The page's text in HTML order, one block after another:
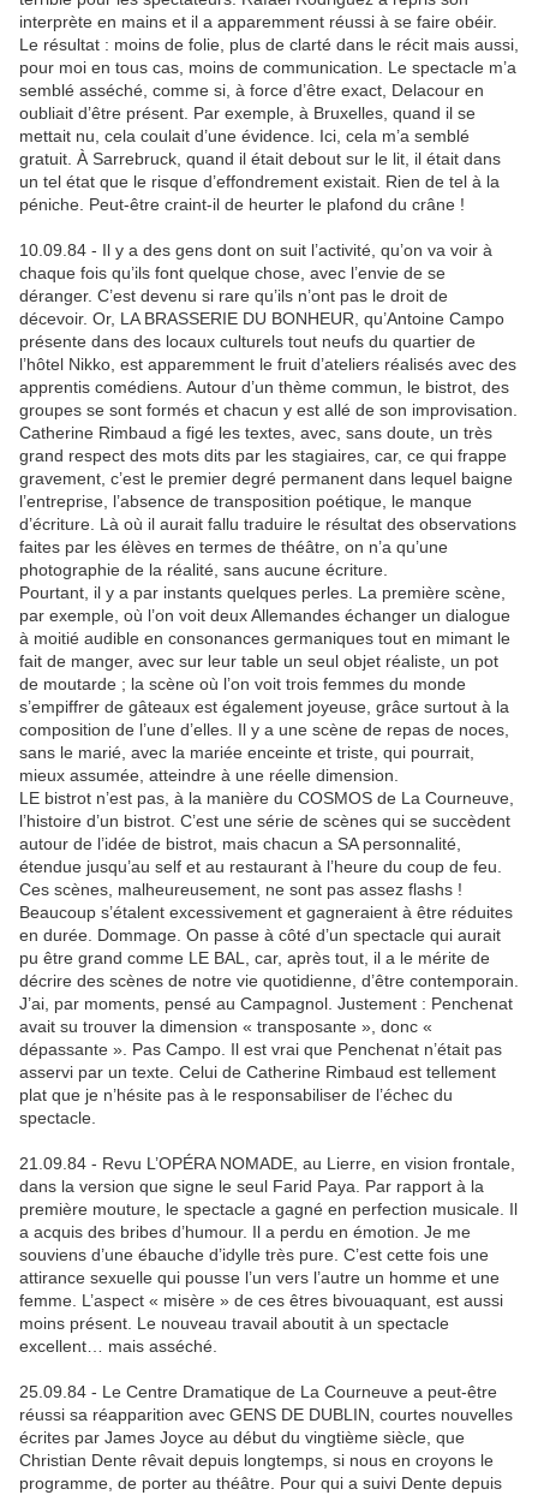
interprète en mains et il a apparemment réussi à se faire obéir.
Le résultat : moins de folie, plus de clarté dans le récit mais aussi,
pour moi en tous cas, moins de communication. Le spectacle m’a
semblé asséché, comme si, à force d’être exact, Delacour en
oubliait d’être présent. Par exemple, à Bruxelles, quand il se
mettait nu, cela coulait d’une évidence. Ici, cela m’a semblé
gratuit. À Sarrebruck, quand il était debout sur le lit, il était dans
un tel état que le risque d’effondrement existait. Rien de tel à la
péniche. Peut-être craint-il de heurter le plafond du crâne !
10.09.84 - Il y a des gens dont on suit l’activité, qu’on va voir à
chaque fois qu’ils font quelque chose, avec l’envie de se
déranger. C’est devenu si rare qu’ils n’ont pas le droit de
décevoir. Or, LA BRASSERIE DU BONHEUR, qu’Antoine Campo
présente dans des locaux culturels tout neufs du quartier de
l’hôtel Nikko, est apparemment le fruit d’ateliers réalisés avec des
apprentis comédiens. Autour d’un thème commun, le bistrot, des
groupes se sont formés et chacun y est allé de son improvisation.
Catherine Rimbaud a figé les textes, avec, sans doute, un très
grand respect des mots dits par les stagiaires, car, ce qui frappe
gravement, c’est le premier degré permanent dans lequel baigne
l’entreprise, l’absence de transposition poétique, le manque
d’écriture. Là où il aurait fallu traduire le résultat des observations
faites par les élèves en termes de théâtre, on n’a qu’une
photographie de la réalité, sans aucune écriture.
Pourtant, il y a par instants quelques perles. La première scène,
par exemple, où l’on voit deux Allemandes échanger un dialogue
à moitié audible en consonances germaniques tout en mimant le
fait de manger, avec sur leur table un seul objet réaliste, un pot
de moutarde ; la scène où l’on voit trois femmes du monde
s’empiffrer de gâteaux est également joyeuse, grâce surtout à la
composition de l’une d’elles. Il y a une scène de repas de noces,
sans le marié, avec la mariée enceinte et triste, qui pourrait,
mieux assumée, atteindre à une réelle dimension.
LE bistrot n’est pas, à la manière du COSMOS de La Courneuve,
l’histoire d’un bistrot. C’est une série de scènes qui se succèdent
autour de l’idée de bistrot, mais chacun a SA personnalité,
étendue jusqu’au self et au restaurant à l’heure du coup de feu.
Ces scènes, malheureusement, ne sont pas assez flashs !
Beaucoup s’étalent excessivement et gagneraient à être réduites
en durée. Dommage. On passe à côté d’un spectacle qui aurait
pu être grand comme LE BAL, car, après tout, il a le mérite de
décrire des scènes de notre vie quotidienne, d’être contemporain.
J’ai, par moments, pensé au Campagnol. Justement : Penchenat
avait su trouver la dimension « transposante », donc «
dépassante ». Pas Campo. Il est vrai que Penchenat n’était pas
asservi par un texte. Celui de Catherine Rimbaud est tellement
plat que je n’hésite pas à le responsabiliser de l’échec du
spectacle.
21.09.84 - Revu L’OPÉRA NOMADE, au Lierre, en vision frontale,
dans la version que signe le seul Farid Paya. Par rapport à la
première mouture, le spectacle a gagné en perfection musicale. Il
a acquis des bribes d’humour. Il a perdu en émotion. Je me
souviens d’une ébauche d’idylle très pure. C’est cette fois une
attirance sexuelle qui pousse l’un vers l’autre un homme et une
femme. L’aspect « misère » de ces êtres bivouaquant, est aussi
moins présent. Le nouveau travail aboutit à un spectacle
excellent… mais asséché.
25.09.84 - Le Centre Dramatique de La Courneuve a peut-être
réussi sa réapparition avec GENS DE DUBLIN, courtes nouvelles
écrites par James Joyce au début du vingtième siècle, que
Christian Dente rêvait depuis longtemps, si nous en croyons le
programme, de porter au théâtre. Pour qui a suivi Dente depuis